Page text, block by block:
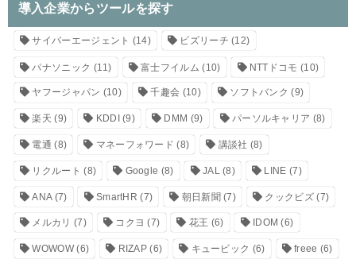
導入企業からツールを探す
サイバーエージェント (14) ビズリーチ (12)
パナソニック (11) 富士フイルム (10) NTTドコモ (10)
ヤフージャパン (10) 千趣会 (10) ソフトバンク (9)
楽天 (9) KDDI (9) DMM (9) パーソルキャリア (8)
電通 (8) マネーフォワード (8) 講談社 (8)
リクルート (8) Google (8) JAL(8) LINE (7)
ANA(7) SmartHR (7) 朝日新聞 (7) クックビズ(7)
メルカリ (7) コクヨ (7) 花王 (6) IDOM (6)
WOWOW(6) RIZAP (6) キュービック (6) freee (6)